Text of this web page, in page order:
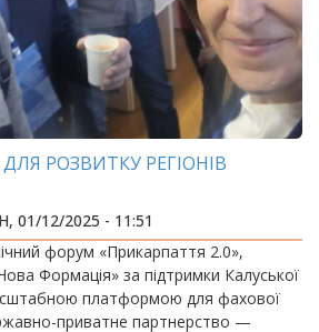
ДЛЯ РОЗВИТКУ РЕГІОНІВ
01/12/2025 - 11:51
форум «Прикарпаття 2.0»,
Формація» за підтримки Калуської
платформою для фахової
приватне партнерство —